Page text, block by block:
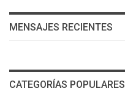
MENSAJES RECIENTES
CATEGORÍAS POPULARES